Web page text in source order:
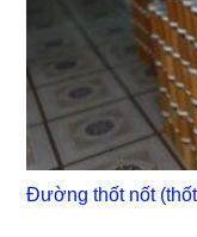
Đường thốt nốt